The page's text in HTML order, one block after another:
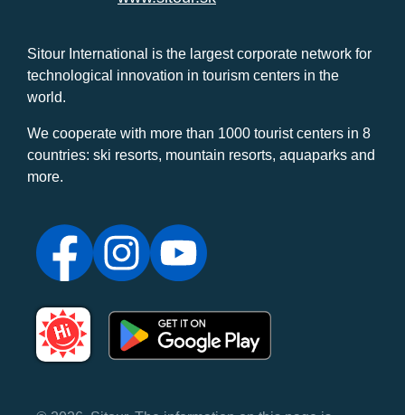
Sitour International is the largest corporate network for
technological innovation in tourism centers in the
world.
We cooperate with more than 1000 tourist centers in 8
countries: ski resorts, mountain resorts, aquaparks and
more.